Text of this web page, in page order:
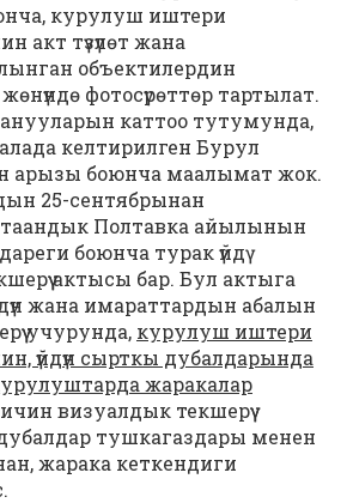
курулуш иштери
акт түзүлөт жана
объектилердин
фотосүрөттөр тартылат.
каттоо тутумунда,
келтирилген Бурул
арызы боюнча маалымат жок.
25-сентябрынан
Полтавка айылынын
боюнча турак үйдү
актысы бар. Бул актыга
жана имараттардын абалын
учурунда, курулуш иштери
үйдүн сырткы дубалдарында
жаракалар
ичин визуалдык текшерүү
тушкагаздары менен
жарака кеткендиги